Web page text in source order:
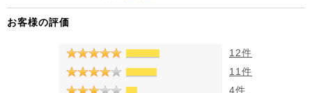
お客様の評価
12件
11件
4件